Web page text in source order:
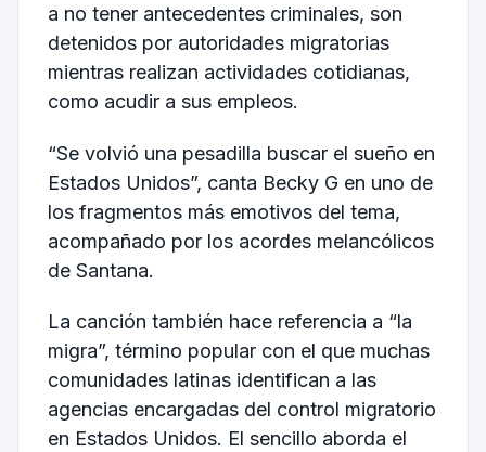
a no tener antecedentes criminales, son
detenidos por autoridades migratorias
mientras realizan actividades cotidianas,
como acudir a sus empleos.
“Se volvió una pesadilla buscar el sueño en
Estados Unidos”, canta Becky G en uno de
los fragmentos más emotivos del tema,
acompañado por los acordes melancólicos
de Santana.
La canción también hace referencia a “la
migra”, término popular con el que muchas
comunidades latinas identifican a las
agencias encargadas del control migratorio
en Estados Unidos. El sencillo aborda el